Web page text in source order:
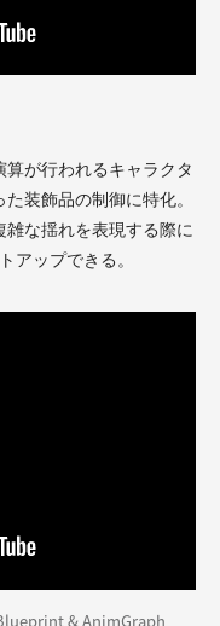
が行われるキャラクタ
装飾品の制御に特化。
な揺れを表現する際に
アップできる。
& AnimGraph